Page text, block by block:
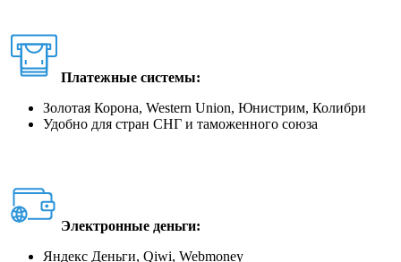
Платежные системы:
Золотая Корона, Western Union, Юнистрим, Колибри
Удобно для стран СНГ и таможенного союза
Электронные деньги:
Яндекс Деньги, Qiwi, Webmoney